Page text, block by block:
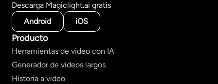
Descarga Magiclight.ai gratis
Android
iOS
Producto
Herramientas de video con IA
Generador de videos largos
Historia a video